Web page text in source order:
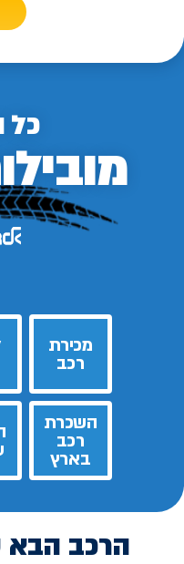
כל
מכירת
רכב
השכרת
רכב
בארץ
הרכב הבא